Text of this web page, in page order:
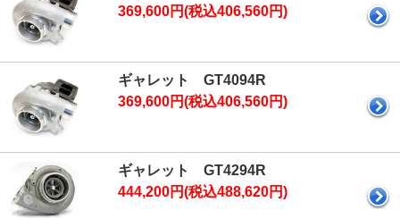
369,600円(税込406,560円)
ギャレット GT4094R
369,600円(税込406,560円)
ギャレット GT4294R
444,200円(税込488,620円)